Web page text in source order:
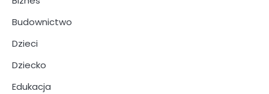
Budownictwo
Dzieci
Dziecko
Edukacja